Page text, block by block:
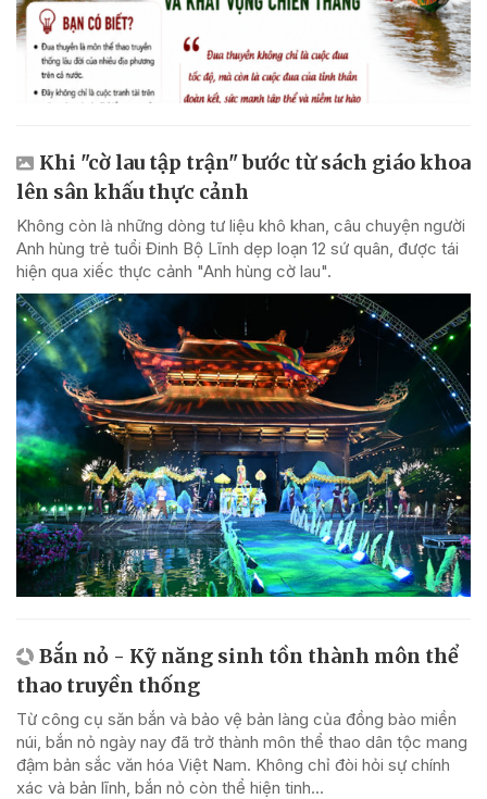
Khi "cờ lau tập trận" bước từ sách giáo khoa
lên sân khấu thực cảnh
Không còn là những dòng tư liệu khô khan, câu chuyện người
Anh hùng trẻ tuổi Đinh Bộ Lĩnh dẹp loạn 12 sứ quân, được tái
hiện qua xiếc thực cảnh "Anh hùng cờ lau".
Bắn nỏ - Kỹ năng sinh tồn thành môn thể
thao truyền thống
Từ công cụ săn bắn và bảo vệ bản làng của đồng bào miền
núi, bắn nỏ ngày nay đã trở thành môn thể thao dân tộc mang
đậm bản sắc văn hóa Việt Nam. Không chỉ đòi hỏi sự chính
xác và bản lĩnh, bắn nỏ còn thể hiện tinh...